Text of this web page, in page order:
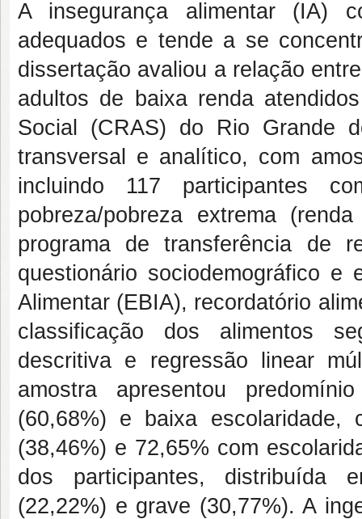
A insegurança alimentar (IA)
adequados e tende a se
dissertação avaliou a relação
adultos de baixa renda
Social (CRAS) do Rio Grande
transversal e analítico, com
incluindo 117 participantes
pobreza/pobreza extrema
programa de transferência de
questionário sociodemográfico e
Alimentar (EBIA), recordatório
classificação dos alimentos
descritiva e regressão linear
amostra apresentou
(60,68%) e baixa escolaridade,
(38,46%) e 72,65% com
dos participantes, distribuída
(22,22%) e grave (30,77%). A